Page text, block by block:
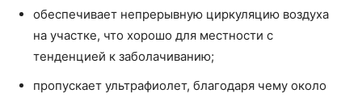
обеспечивает непрерывную циркуляцию воздуха
на участке, что хорошо для местности с
тенденцией к заболачиванию;
пропускает ультрафиолет, благодаря чему около